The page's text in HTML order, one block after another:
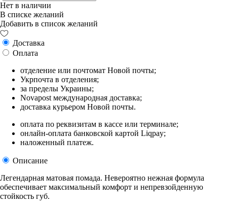
Нет в наличии
В списке желаний
Добавить в список желаний
Доставка
Оплата
отделение или почтомат Новой почты;
Укрпочта в отделения;
за пределы Украины;
Novapost международная доставка;
доставка курьером Новой почты.
оплата по реквизитам в кассе или терминале;
онлайн-оплата банковской картой Liqpay;
наложенный платеж.
Описание
Легендарная матовая помада. Невероятно нежная формула
обеспечивает максимальный комфорт и непревзойденную
стойкость губ.